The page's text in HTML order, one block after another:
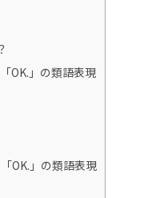
OK.」の類語表現
OK.」の類語表現